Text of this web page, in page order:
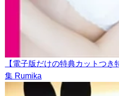
【電子版だけの特典カットつ
集 Rumika